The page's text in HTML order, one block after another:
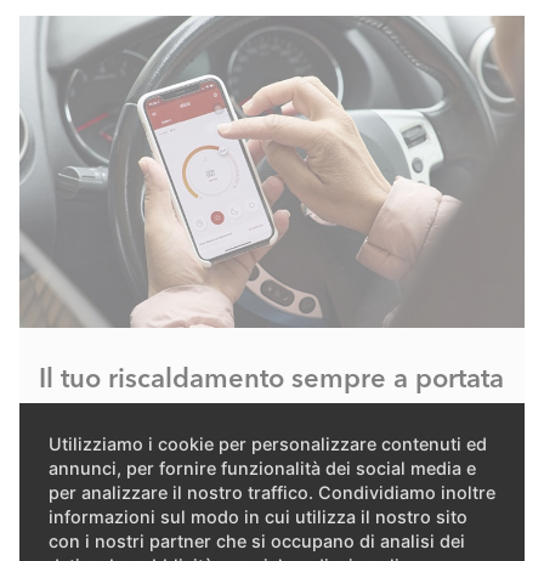
Utilizziamo i cookie per personalizzare contenuti ed
annunci, per fornire funzionalità dei social media e
per analizzare il nostro traffico. Condividiamo inoltre
informazioni sul modo in cui utilizza il nostro sito
con i nostri partner che si occupano di analisi dei
Il tuo riscaldamento sempre a portata
Non sarebbe bello se potessi impostare la
temperatura ambiente ideale con il semplice tocco
di un pulsante prima di tornare a casa? Con l'app